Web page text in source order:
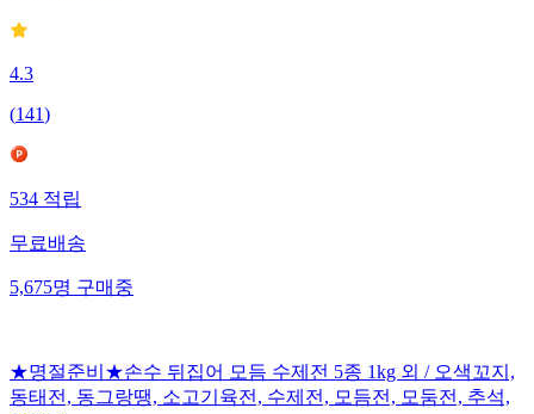
4.3
(141)
534 적립
무료배송
5,675명 구매중
★명절준비★손수 뒤집어 모듬 수제전 5종 1kg 외 / 오색꼬지,
동태전, 동그랑땡, 소고기육전, 수제전, 모듬전, 모둠전, 추석,